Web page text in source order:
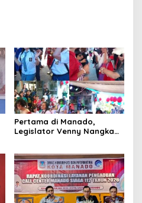
Pertama di Manado,
Legislator Venny Nangka